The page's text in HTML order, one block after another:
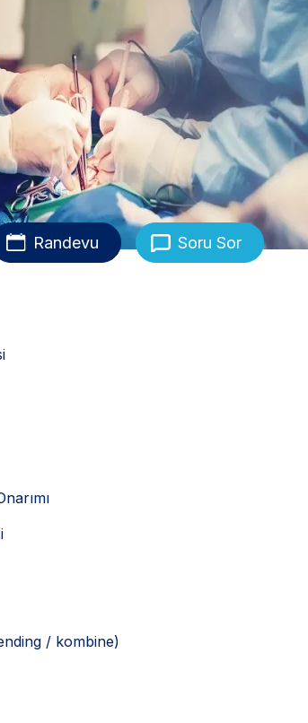
Randevu Soru Sor
/ kombine)